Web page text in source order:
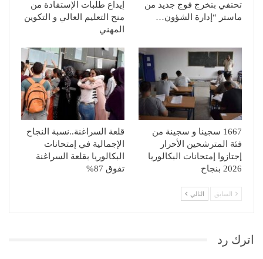
تحتفي بتخرج فوج جديد من
ماستر “إدارة الشؤون…
إيداع طلبات الإستفادة من
منح التعليم العالي و التكوين
المهني
1667 سجينا و سجينة من
فئة المترشحين الأحرار
إجتازوا إمتحانات البكالوريا
2026 بنجاح
قلعة السراغنة..نسبة النجاح
الإجمالية في إمتحانات
البكالوريا بقلعة السراغنة
تفوق 87%
السابق التالي
اترك رد